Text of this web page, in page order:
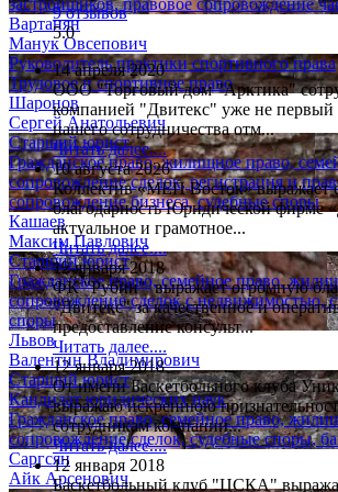
Вартанян
Манук Овсепович
Руководитель практики спортивного права
Трудовое и спортивное право
Шаронов
Сергей Анатольевич
Старший юрист
Гражданское право, жилищное право,
сопровождение сделок, регистрация и
сопровождение бизнеса, судебные споры
Кашаев
Максим Павлович
Старший юрист
Гражданское право, семейное право,
сопровождение сделок с недвижимостью,
споры
Львов
Валентин Владимирович
Старший юрист
Кандидат юридических наук
Гражданское право, семейное право,
сопровождение сделок, судебные споры,
Саргсян
Айк Арсенович
9 отзывов
5.0
14 апреля 2020
ООО "Торговый дом "Арктика"
компанией "Двитекс" уже не первый
нашего сотрудничества отм...
Читать далее....
10 августа 2026
Коллектив «МЕП Восток» выражает
благодарность Юридической фирме
актуальное и грамотное...
Читать далее....
12 января 2018
ФК "Рубин" выражает огромную
"Двитекс" за качественное и
предоставление консульт...
Читать далее....
12 января 2018
От имени Баскетбольного клуба
выражаю искреннюю
сотрудникам компании...
Читать далее....
12 января 2018
Баскетбольный клуб "ЦСКА"